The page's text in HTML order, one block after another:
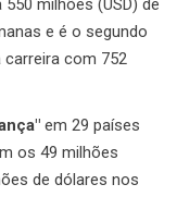
milhões (USD) de
e é o segundo
com 752
em 29 países
os 49 milhões
de dólares nos